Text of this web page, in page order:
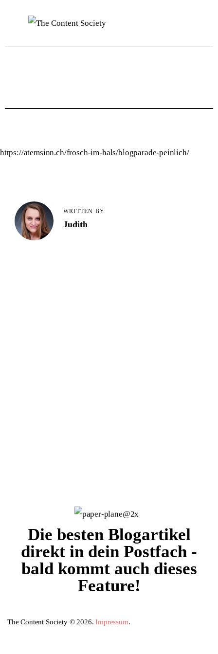
https://atemsinn.ch/frosch-im-hals/blogparade-peinlich/
WRITTEN BY
Judith
Die besten Blogartikel
direkt in dein Postfach -
bald kommt auch dieses
Feature!
The Content Society © 2026.Impressum.